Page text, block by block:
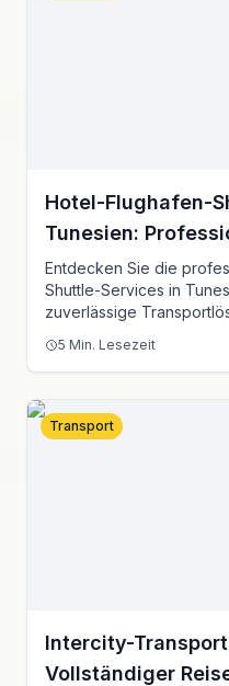
Hotel-Flughafen-
Tunesien:
Transportlösungen
Entdecken Sie die
Shuttle-Services in
zuverlässige
Services für Touristen
5 Min. Lesezeit
Transport
Intercity-
Vollständiger